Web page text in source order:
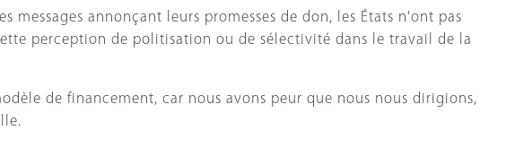
annonçant leurs promesses de don, les États n'ont pas
perception de politisation ou de sélectivité dans le travail de la
de financement, car nous avons peur que nous nous dirigions,